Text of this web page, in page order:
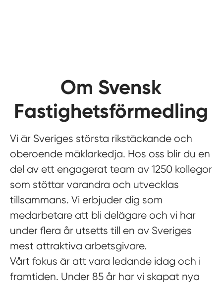
Om Svensk
Fastighetsförmedling
Vi är Sveriges största rikstäckande och
oberoende mäklarkedja. Hos oss blir du en
del av ett engagerat team av 1250 kollegor
som stöttar varandra och utvecklas
tillsammans. Vi erbjuder dig som
medarbetare att bli delägare och vi har
under flera år utsetts till en av Sveriges
mest attraktiva arbetsgivare.
Vårt fokus är att vara ledande idag och i
framtiden. Under 85 år har vi skapat nya